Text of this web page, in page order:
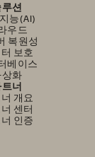
션
능(AI)
우드
복원성
보호
베이스
상화
너
개요
센터
인증